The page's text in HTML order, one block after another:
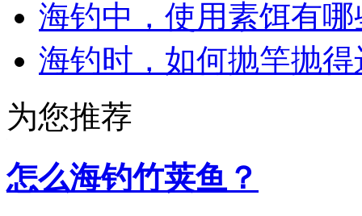
海钓中，使用素饵有
海钓时，如何抛竿抛得
为您推荐
怎么海钓竹荚鱼？